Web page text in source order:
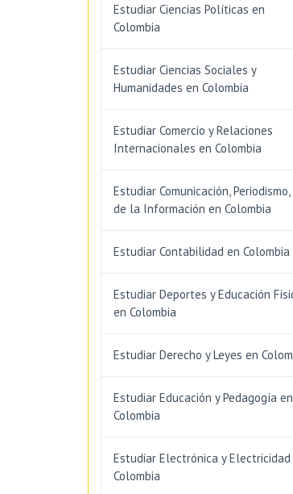
Estudiar Ciencias Políticas en
Colombia
Estudiar Ciencias Sociales y
Humanidades en Colombia
Estudiar Comercio y Relaciones
Internacionales en Colombia
Estudiar Comunicación, Periodismo,
de la Información en Colombia
Estudiar Contabilidad en Colombia
Estudiar Deportes y Educación
en Colombia
Estudiar Derecho y Leyes en
Estudiar Educación y Pedagogía en
Colombia
Estudiar Electrónica y Electricidad
Colombia